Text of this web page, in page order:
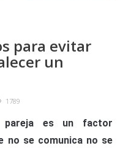
para evitar
un
1789
pareja es un factor
no se comunica no se